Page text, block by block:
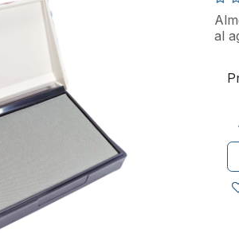
al